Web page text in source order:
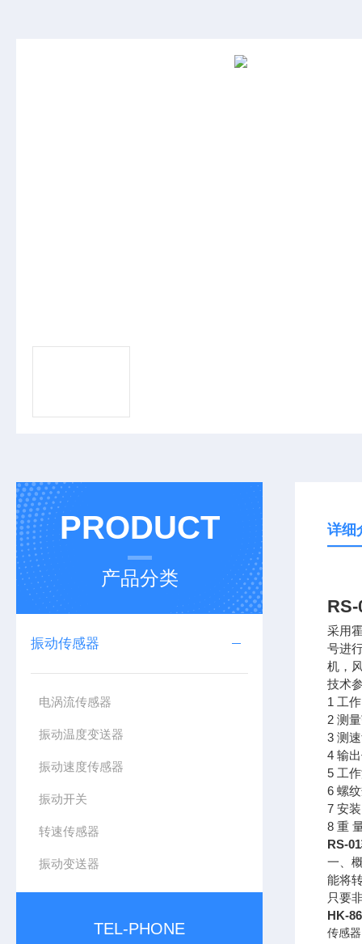
PRODUCT
产品分类
振动传感器
电涡流传感器
振动温度变送器
振动速度传感器
振动开关
转速传感器
振动变送器
TEL-PHONE
详细
采用
号进
机，
技术
1 工
2 测
3 测
4 输
5 工
6 螺
7 安
8 重
RS-
一、
能将
只要
HK-
传感